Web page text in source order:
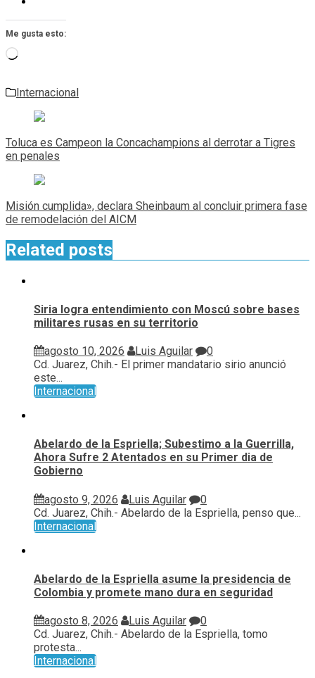
Me gusta esto:
Cargando...
Internacional
Navegación
de
entradas
Toluca es Campeon la Concachampions al derrotar a Tigres
en penales
Misión cumplida», declara Sheinbaum al concluir primera fase
de remodelación del AICM
Related posts
Siria logra entendimiento con Moscú sobre bases
militares rusas en su territorio
agosto 10, 2026 Luis Aguilar
0
Cd. Juarez, Chih.- El primer mandatario sirio anunció
este...
Internacional
Abelardo de la Espriella; Subestimo a la Guerrilla,
Ahora Sufre 2 Atentados en su Primer dia de
Gobierno
agosto 9, 2026 Luis Aguilar
0
Cd. Juarez, Chih.- Abelardo de la Espriella, penso que...
Internacional
Abelardo de la Espriella asume la presidencia de
Colombia y promete mano dura en seguridad
agosto 8, 2026 Luis Aguilar
0
Cd. Juarez, Chih.- Abelardo de la Espriella, tomo
protesta...
Internacional